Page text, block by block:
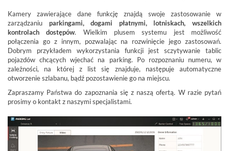
Kamery zawierające dane funkcję znajdą swoje zastosowanie w
zarządzaniu parkingami, dogami płatnymi, lotniskach, wszelkich
kontrolach dostępów. Wielkim plusem systemu jest możliwość
połączenia go z innym, pozwalając na rozwinięcie jego zastosowań.
Dobrym przykładem wykorzystania funkcji jest sczytywanie tablic
pojazdów chcących wjechać na parking. Po rozpoznaniu numeru, w
zależności, na której z list się znajduje, następuje automatyczne
otworzenie szlabanu, bądź pozostawienie go na miejscu.
Zapraszamy Państwa do zapoznania się z naszą ofertą. W razie pytań
prosimy o kontakt z naszymi specjalistami.